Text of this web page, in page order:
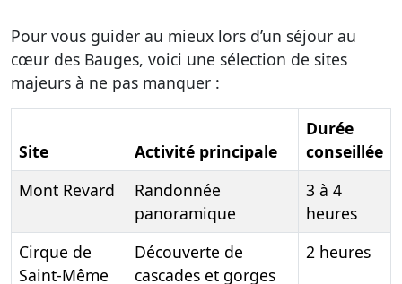
Pour vous guider au mieux lors d’un séjour au
cœur des Bauges, voici une sélection de sites
majeurs à ne pas manquer :
Site Activité principale
Durée
conseillée
Mont Revard
Randonnée
panoramique
3 à 4
heures
Cirque de
Saint-Même
Découverte de
cascades et gorges
2 heures